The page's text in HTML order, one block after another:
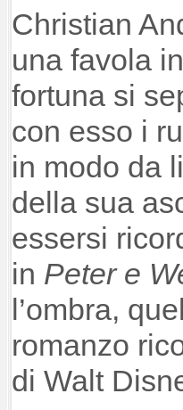
Christian
una favola
fortuna si
con esso i
in modo da
della sua
essersi
in Peter e
l’ombra,
romanzo
di Walt